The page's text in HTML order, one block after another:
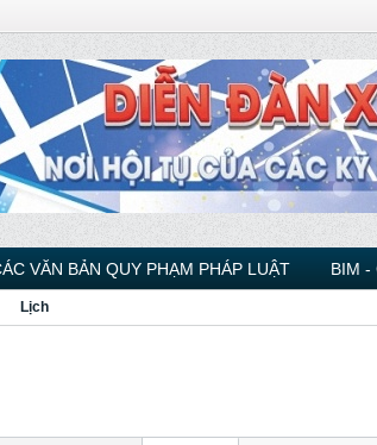
VĂN BẢN QUY PHẠM PHÁP LUẬT BIM -
Lịch